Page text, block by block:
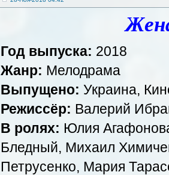
Год выпуска: 2018
Жанр: Мелодрама
Выпущено: Украина,
Режиссёр: Валерий
В ролях: Юлия
Бледный, Михаил
Петрусенко, Мария